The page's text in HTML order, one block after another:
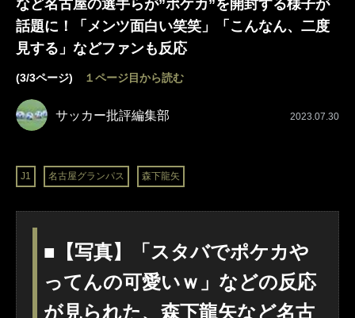
など名古屋の選手らが”ポケカ”を開封する様子が
話題に！「メンツ面白い笑笑」「こんなん、二度
見する」などファンも反応
(3/3ページ) １ページ目から読む
サッカー批評編集部 2023.07.30
J1 名古屋グランパス 森下龍矢
■【写真】「スタバでポケカや
ってんの可愛いｗ」などの反応
が見られた、森下龍矢など名古